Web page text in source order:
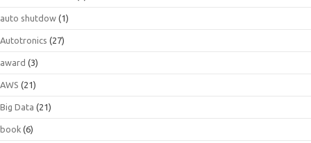
auto shutdow (1)
Autotronics (27)
award (3)
AWS (21)
Big Data (21)
book (6)